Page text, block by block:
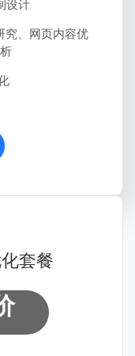
设计
究、网页内容优
套餐